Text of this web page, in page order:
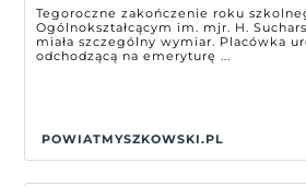
Tegoroczne zakończenie roku
Ogólnokształcącym im. mjr. H.
miała szczególny wymiar. Placówka
odchodzącą na emeryturę ...
POWIATMYSZKOWSKI.PL